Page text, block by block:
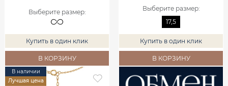
Выберите размер:
Купить в один клик
В КОРЗИНУ
Выберите размер:
17,5
Купить в один клик
В КОРЗИНУ
В наличии
Лучшая цена